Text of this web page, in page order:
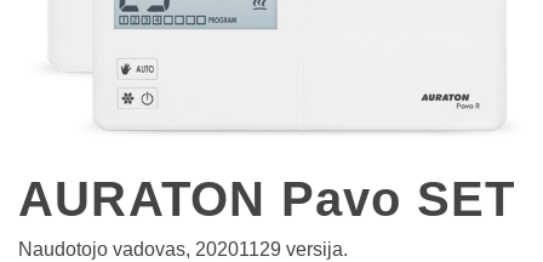
AURATON Pavo SET
Naudotojo vadovas, 20201129 versija.